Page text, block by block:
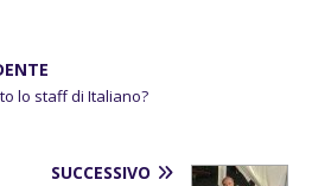
lo staff di Italiano?
SUCCESSIVO